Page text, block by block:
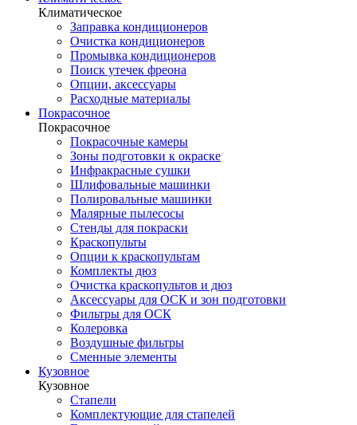
Климатическое
Заправка кондиционеров
Очистка кондиционеров
Промывка кондиционеров
Поиск утечек фреона
Опции, аксессуары
Расходные материалы
Покрасочное
Покрасочное
Покрасочные камеры
Зоны подготовки к окраске
Инфракрасные сушки
Шлифовальные машинки
Полировальные машинки
Малярные пылесосы
Стенды для покраски
Краскопульты
Опции к краскопультам
Комплекты дюз
Очистка краскопультов и дюз
Аксессуары для ОСК и зон подготовки
Фильтры для ОСК
Колеровка
Воздушные фильтры
Сменные элементы
Кузовное
Кузовное
Стапели
Комплектующие для стапелей